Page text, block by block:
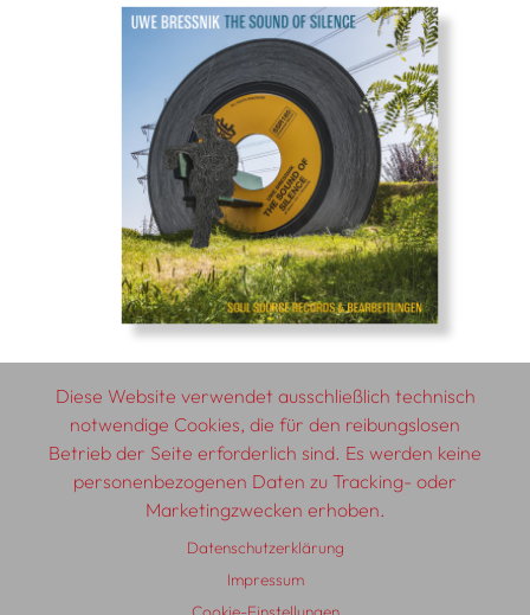
© 2026 SCHLEBRÜGGE.EDITOR
Auslieferung
Diese Website verwendet ausschließlich technisch
notwendige Cookies, die für den reibungslosen
Betrieb der Seite erforderlich sind. Es werden keine
personenbezogenen Daten zu Tracking- oder
Marketingzwecken erhoben.
Datenschutzerklärung
Impressum